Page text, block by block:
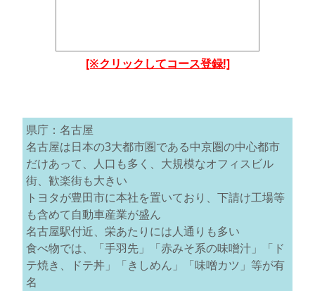
[※クリックしてコース登録!]
県庁：名古屋
名古屋は日本の3大都市圏である中京圏の中心都市
だけあって、人口も多く、大規模なオフィスビル
街、歓楽街も大きい
トヨタが豊田市に本社を置いており、下請け工場等
も含めて自動車産業が盛ん
名古屋駅付近、栄あたりには人通りも多い
食べ物では、「手羽先」「赤みそ系の味噌汁」「ド
テ焼き、ドテ丼」「きしめん」「味噌カツ」等が有
名